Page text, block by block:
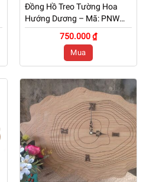
Đồng Hồ Treo Tường Hoa
Hướng Dương – Mã: PNW
048
750.000 ₫
Mua